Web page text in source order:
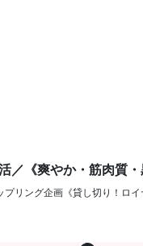
《爽やか・筋肉質
リング企画《貸し切り！ロイ